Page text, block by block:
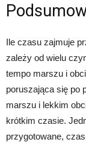
Ile czasu zajmuje
zależy od wielu
tempo marszu i
poruszająca się po
marszu i lekkim
krótkim czasie.
przygotowane,